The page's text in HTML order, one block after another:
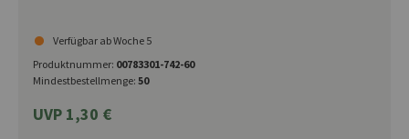
Verfügbar ab Woche 5
Produktnummer: 00783301-742-60
Mindestbestellmenge: 50
UVP 1,30 €